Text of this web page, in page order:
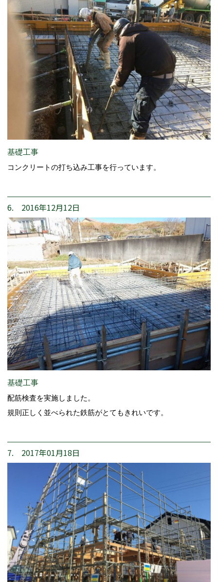
基礎工事
コンクリートの打ち込み工事を行っています。
6. 2016年12月12日
基礎工事
配筋検査を実施しました。
規則正しく並べられた鉄筋がとてもきれいです。
7. 2017年01月18日